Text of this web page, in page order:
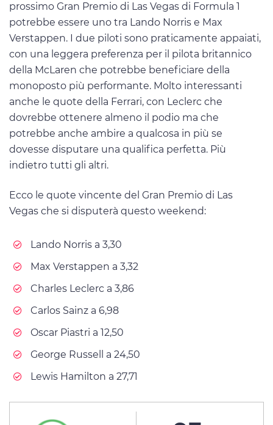
prossimo Gran Premio di Las Vegas di Formula 1
potrebbe essere uno tra Lando Norris e Max
Verstappen. I due piloti sono praticamente appaiati,
con una leggera preferenza per il pilota britannico
della McLaren che potrebbe beneficiare della
monoposto più performante. Molto interessanti
anche le quote della Ferrari, con Leclerc che
dovrebbe ottenere almeno il podio ma che
potrebbe anche ambire a qualcosa in più se
dovesse disputare una qualifica perfetta. Più
indietro tutti gli altri.
Ecco le quote vincente del Gran Premio di Las
Vegas che si disputerà questo weekend:
Lando Norris a 3,30
Max Verstappen a 3,32
Charles Leclerc a 3,86
Carlos Sainz a 6,98
Oscar Piastri a 12,50
George Russell a 24,50
Lewis Hamilton a 27,71